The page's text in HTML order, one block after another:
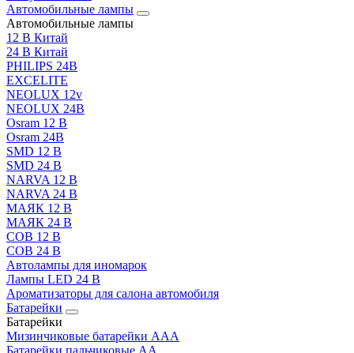
Автомобильные лампы
Автомобильные лампы
12 В Китай
24 В Китай
PHILIPS 24В
EXCELITE
NEOLUX 12v
NEOLUX 24В
Osram 12 В
Osram 24В
SMD 12 В
SMD 24 В
NARVA 12 В
NARVA 24 В
МАЯК 12 В
МАЯК 24 В
COB 12 В
COB 24 В
Автолампы для иномарок
Лампы LED 24 B
Ароматизаторы для салона автомобиля
Батарейки
Батарейки
Мизинчиковые батарейки AAA